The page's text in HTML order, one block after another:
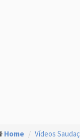
Home Vídeos